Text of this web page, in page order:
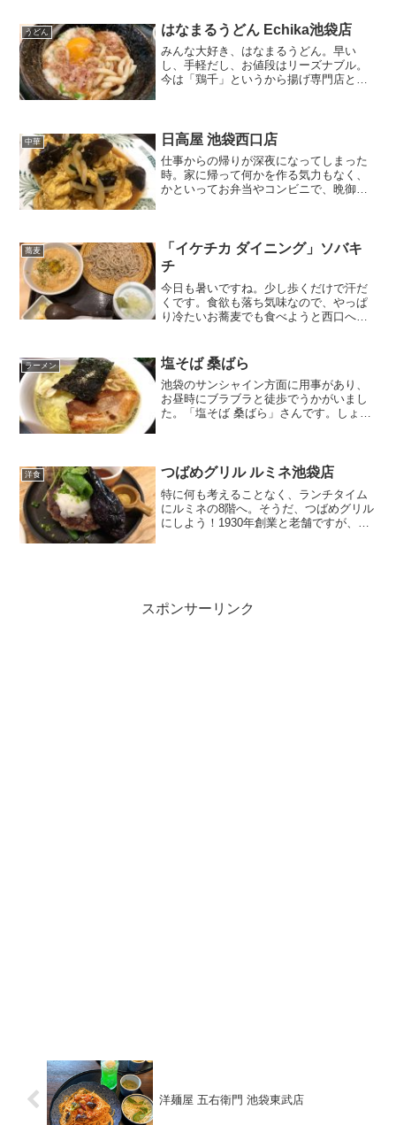
主さんが営業されたお店...
うどん はなまるうどん Echika池袋店
みんな大好き、はなまるうどん。早い
し、手軽だし、お値段はリーズナブル。
今は「鶏千」というから揚げ専門店との
税込み450円。生卵には...
中華 日高屋 池袋西口店
仕事からの帰りが深夜になってしまった
時。家に帰って何かを作る気力もなく、
かといってお弁当やコンビニで、晩御飯
てみると全国に400店舗...
蕎麦
「イケチカ ダイニング」ソバキ
チ
今日も暑いですね。少し歩くだけで汗だ
くです。食欲も落ち気味なので、やっぱ
り冷たいお蕎麦でも食べようと西口へ。
飛ばしになっています）炎天下で歩くの
も嫌になっているので、そ...
ラーメン 塩そば 桑ばら
池袋のサンシャイン方面に用事があり、
お昼時にブラブラと徒歩でうかがいまし
た。「塩そば 桑ばら」さんです。しょっ
も、「本日裏そば」メニ...
洋食 つばめグリル ルミネ池袋店
特に何も考えることなく、ランチタイム
にルミネの8階へ。そうだ、つばめグリル
にしよう！1930年創業と老舗ですが、私
スポンサーリンク
洋麺屋 五右衛門 池袋東武店